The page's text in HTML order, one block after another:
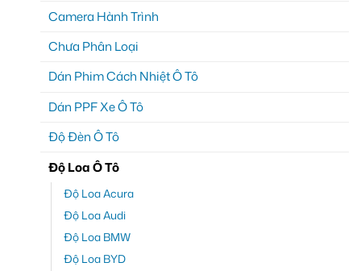
Camera Hành Trình
Chưa Phân Loại
Dán Phim Cách Nhiệt Ô Tô
Dán PPF Xe Ô Tô
Độ Đèn Ô Tô
Độ Loa Ô Tô
Độ Loa Acura
Độ Loa Audi
Độ Loa BMW
Độ Loa BYD